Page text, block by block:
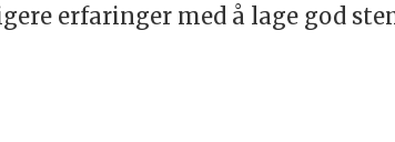
erfaringer med å lage god